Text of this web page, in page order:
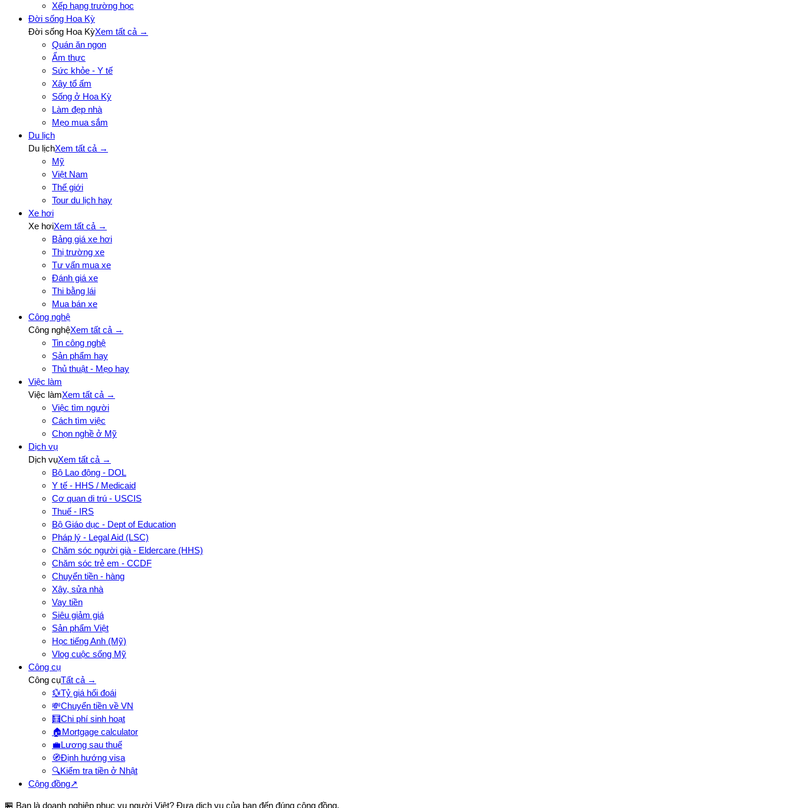
Xếp hạng trường học
Đời sống Hoa Kỳ
Đời sống Hoa KỳXem tất cả →
Quán ăn ngon
Ẩm thực
Sức khỏe - Y tế
Xây tổ ấm
Sống ở Hoa Kỳ
Làm đẹp nhà
Mẹo mua sắm
Du lịch
Du lịchXem tất cả →
Mỹ
Việt Nam
Thế giới
Tour du lịch hay
Xe hơi
Xe hơiXem tất cả →
Bảng giá xe hơi
Thị trường xe
Tư vấn mua xe
Đánh giá xe
Thi bằng lái
Mua bán xe
Công nghệ
Công nghệXem tất cả →
Tin công nghệ
Sản phẩm hay
Thủ thuật - Mẹo hay
Việc làm
Việc làmXem tất cả →
Việc tìm người
Cách tìm việc
Chọn nghề ở Mỹ
Dịch vụ
Dịch vụXem tất cả →
Bộ Lao động - DOL
Y tế - HHS / Medicaid
Cơ quan di trú - USCIS
Thuế - IRS
Bộ Giáo dục - Dept of Education
Pháp lý - Legal Aid (LSC)
Chăm sóc người già - Eldercare (HHS)
Chăm sóc trẻ em - CCDF
Chuyển tiền - hàng
Xây, sửa nhà
Vay tiền
Siêu giảm giá
Sản phẩm Việt
Học tiếng Anh (Mỹ)
Vlog cuộc sống Mỹ
Công cụ
Công cụTất cả →
💱Tỷ giá hối đoái
💸Chuyển tiền về VN
🧮Chi phí sinh hoạt
🏠Mortgage calculator
💼Lương sau thuế
🧭Định hướng visa
🔍Kiểm tra tiền ở Nhật
Cộng đồng↗
🏪 Bạn là doanh nghiệp phục vụ người Việt? Đưa dịch vụ của bạn đến đúng cộng đồng.